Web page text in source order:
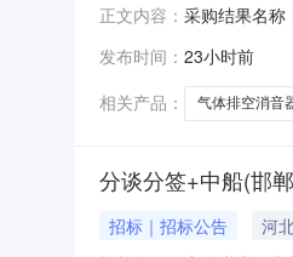
正文内容： 采购结果名称
码物料描述规
名：张工手
发布时间： 23小时前
相关产品：
气体排空消音
分谈分签+中船(邯
招标｜招标公告 河